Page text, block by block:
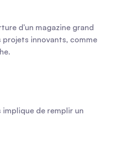
d'un magazine grand
innovants, comme
de remplir un